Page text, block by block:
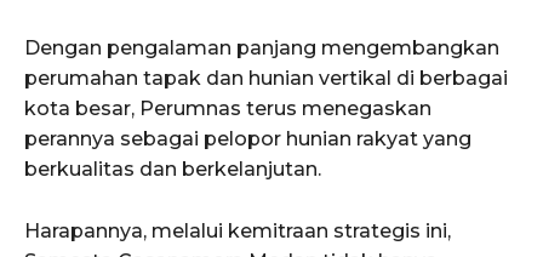
Dengan pengalaman panjang mengembangkan
perumahan tapak dan hunian vertikal di berbagai
kota besar, Perumnas terus menegaskan
perannya sebagai pelopor hunian rakyat yang
berkualitas dan berkelanjutan.
Harapannya, melalui kemitraan strategis ini,